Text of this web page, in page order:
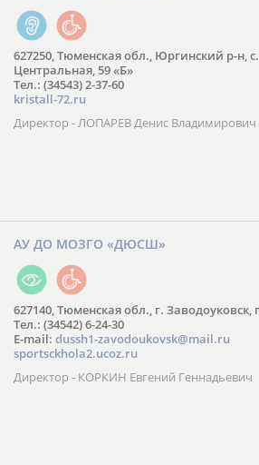
627250, Тюменская обл., Юргинский р-н,
Центральная, 59 «Б»
Тел.: (34543) 2-37-60
kristall-72.ru
Директор - ЛОПАРЕВ Денис Владимирович
АУ ДО МОЗГО «ДЮСШ»
627140, Тюменская обл., г. Заводоуковск,
Тел.: (34542) 6-24-30
​E-mail: dussh1-zavodoukovsk@mail.ru
sportsckhola2.ucoz.ru
Директор - КОРКИН Евгений Геннадьевич